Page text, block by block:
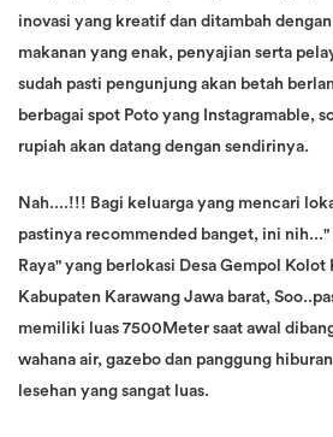
inovasi yang kreatif dan ditambah
makanan yang enak, penyajian serta
sudah pasti pengunjung akan betah
berbagai spot Poto yang Instagramable,
rupiah akan datang dengan sendirinya.
Nah....!!! Bagi keluarga yang mencari
pastinya recommended banget, ini
Raya" yang berlokasi Desa Gempol Kolot
Kabupaten Karawang Jawa barat,
memiliki luas 7500Meter saat awal
wahana air, gazebo dan panggung
lesehan yang sangat luas.